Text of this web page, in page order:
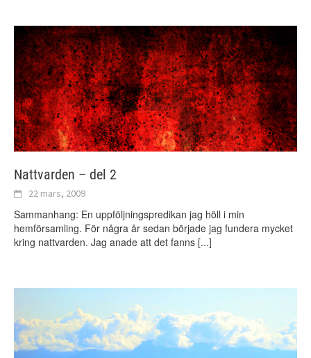
Nattvarden – del 2
22 mars, 2009
Sammanhang: En uppföljningspredikan jag höll i min
hemförsamling. För några år sedan började jag fundera mycket
kring nattvarden. Jag anade att det fanns [...]